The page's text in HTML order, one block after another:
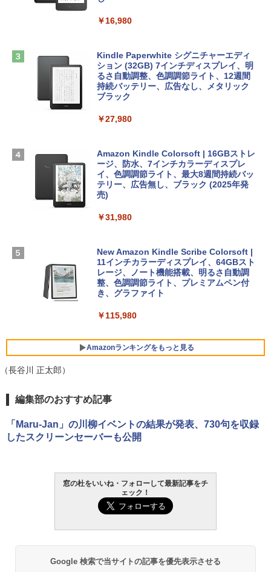
Apple 2026 MacBook Air M5チップ搭載
13インチノートブック：AIとApple Intell
igence、13.6インチLiquid Retinaディ
スプレイ、24GBユニファイドメモリ、1
ームカメラ、日本語キーボード、Touch I
￥298,901
【Amazon.co.jp限定】 HP ノートパソコ
ン 15-fd 15.6インチ 16GBメモリ 512GB
FMV ノートパソコン WE1-K3 (MS 365 P
ersonal/Copilotキー搭載/Win 11/15.6型/
Core i5/16GB/SSD 512GB/ホワイト) FM
VWK3E15W_AZ
￥139,880
インゲームコード】 ロブロックス | オン
ラインコード版
￥3,200
Robloxギフトカード - 1000 Robux 【限
ラインコード版
￥1,600
ト): Java & Bedrock Edition | オンライ
￥3,600
ClaudeCode いちばんやさしい 教科書:
にもKindle出版にも！ 非エンジニアのた
めのAIコーディング入門シリーズ
￥99
1冊ですべて身につくHTML & CSSとWe
￥2,326
FM TOWNS ハイパー・カタログ: 本体ハ
ェクトリストと最新エミュレータ紹介
￥16,980
Kindle Paperwhite シグニチャーエディ
ション (32GB) 7インチディスプレイ、明
るさ自動調整、色調調節ライト、12週間
持続バッテリー、広告なし、メタリック
ブラック
￥27,980
Amazon Kindle Colorsoft | 16GBストレ
ージ、防水、7インチカラーディスプレ
イ、色調調節ライト、最大8週間持続バッ
テリー、広告無し、ブラック (2025年発
売)
￥31,980
New Amazon Kindle Scribe Colorsoft |
11インチカラーディスプレイ、64GBスト
レージ、ノート機能搭載、明るさ自動調
整、色調調節ライト、プレミアムペン付
き、グラファイト
￥115,980
Amazonランキングをもっと見る
（長谷川 正太郎）
編集部のおすすめ記事
「Maru-Jan」の川柳イベントの結果が発表、730句を収録
したスクリーンセーバーも公開
窓の杜をいいね・フォローして最新記事をチ
ェック！
Google 検索で当サイトの記事を優先表示させる